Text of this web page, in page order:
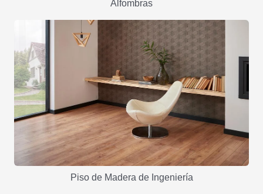
Alfombras
Piso de Madera de Ingeniería